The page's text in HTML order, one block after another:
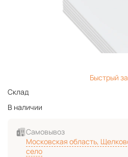
Быстрый
Склад
В наличии
Самовывоз
Московская область,
село